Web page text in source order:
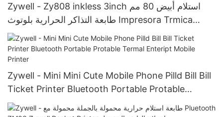
Zywell - Zy808 inkless 3inch استلام أبيض 80 مم
طابعة التذاكر الحرارية بلوتوث Impresora Trmica
Super September
Zywell - Mini Mini Cute Mobile Phone Pilld Bill Bill
Ticket Printer Bluetooth Portable Protable
Termal Enteript Mobile Printer